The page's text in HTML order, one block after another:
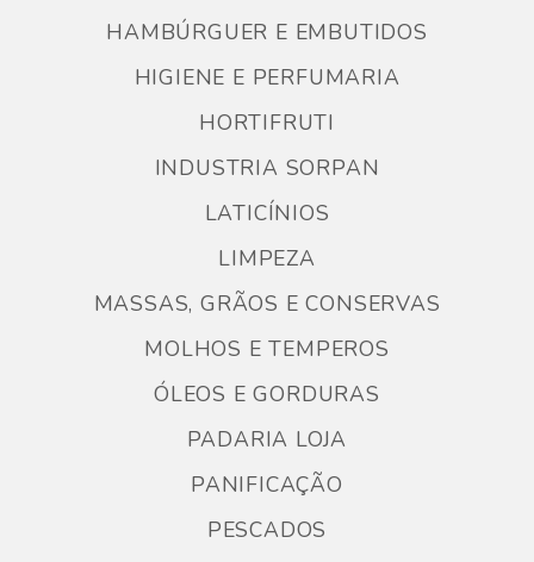
HAMBÚRGUER E EMBUTIDOS
HIGIENE E PERFUMARIA
HORTIFRUTI
INDUSTRIA SORPAN
LATICÍNIOS
LIMPEZA
MASSAS, GRÃOS E CONSERVAS
MOLHOS E TEMPEROS
ÓLEOS E GORDURAS
PADARIA LOJA
PANIFICAÇÃO
PESCADOS